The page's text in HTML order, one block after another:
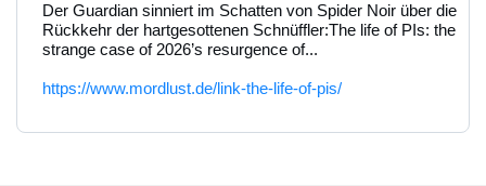
Der Guardian sinniert im Schatten von Spider Noir über die
Rückkehr der hartgesottenen Schnüffler:The life of PIs: the
strange case of 2026’s resurgence of...
https://www.mordlust.de/link-the-life-of-pis/